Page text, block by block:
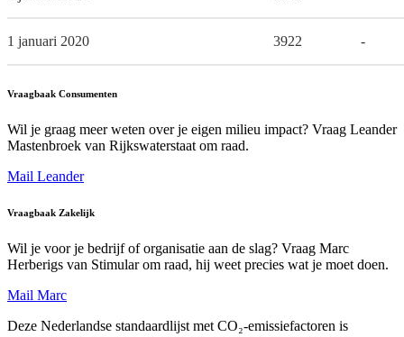
1 januari 2020 3922 -
Vraagbaak Consumenten
Wil je graag meer weten over je eigen milieu impact? Vraag Leander
Mastenbroek van Rijkswaterstaat om raad.
Mail Leander
Vraagbaak Zakelijk
Wil je voor je bedrijf of organisatie aan de slag? Vraag Marc
Herberigs van Stimular om raad, hij weet precies wat je moet doen.
Mail Marc
Deze Nederlandse standaardlijst met CO₂-emissiefactoren is